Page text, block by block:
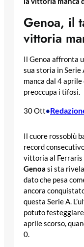
Genoa, il
vittoria
Il Genoa affronta
sua storia in Serie
manca dal 4 aprile
preoccupa i tifosi.
30 Ott•
Il cuore rossoblù
record
vittoria al Ferraris
Genoa si sta
dato che pesa
ancora
questa Serie A.
potuto
aprile scorso,
0.